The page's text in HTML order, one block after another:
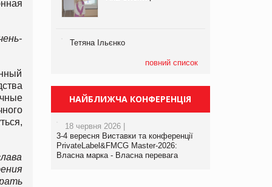
Тетяна Ільєнко
повний список
НАЙБЛИЖЧА КОНФЕРЕНЦІЯ
18 червня 2026 |
3-4 вересня Виставки та конференції
PrivateLabel&FMCG Master-2026:
Власна марка - Власна перевага